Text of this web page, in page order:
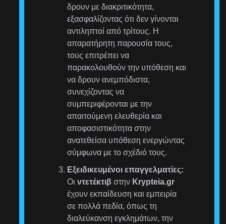
δρουν με διακριτικότητα,
εξασφαλίζοντας ότι δεν γίνονται
αντιληπτοί από τρίτους. Η
απαρατήρητη παρουσία τους,
τους επιτρέπει να
παρακολουθούν την υπόθεση και
να δρουν ανεμπόδιστα,
συνεχίζοντας να
συμπεριφέρονται με την
απαιτούμενη ελευθερία και
αποφασιστικότητα στην
ανατεθείσα υπόθεση ενεργώντας
σύμφωνα με το σχέδιό τους.
Εξειδικευμένοι επαγγελματίες:
Οιντετέκτιβ στην Krypteia.gr
έχουν εκπαίδευση και εμπειρία
σε πολλά πεδία, όπως τη
διαλεύκανση εγκλημάτων, την